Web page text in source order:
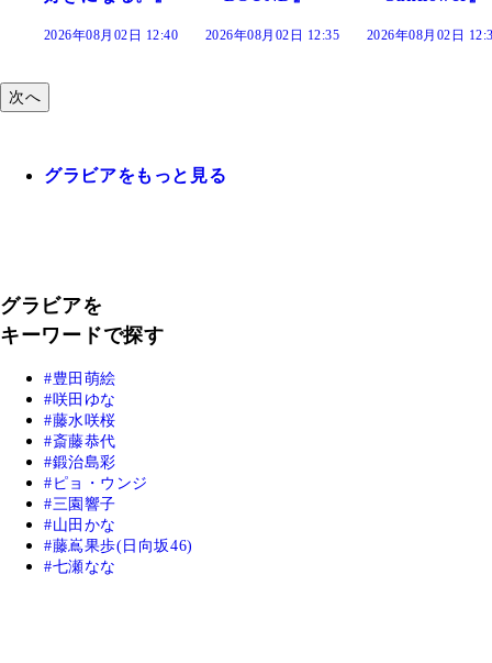
2026年08月02日 12:35 2026年08月02日 12:30 2026年08月02日
次へ
グラビアをもっと見る
グラビアを
キーワードで探す
豊田萌絵
咲田ゆな
藤水咲桜
斎藤恭代
鍛治島彩
ピョ・ウンジ
三園響子
山田かな
藤嶌果歩(日向坂46)
七瀬なな